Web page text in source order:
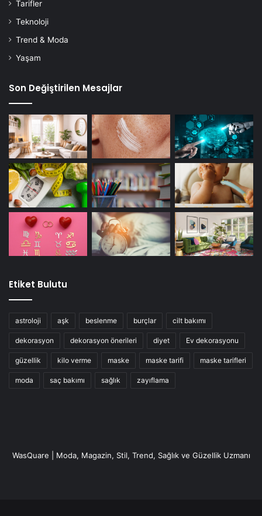
Tarifler
Teknoloji
Trend & Moda
Yaşam
Son Değiştirilen Mesajlar
Etiket Bulutu
astroloji aşk beslenme burçlar cilt bakımı
dekorasyon dekorasyon önerileri diyet Ev dekorasyonu
güzellik kilo verme maske maske tarifi maske tarifleri
moda saç bakımı sağlık zayıflama
WasQuare | Moda, Magazin, Stil, Trend, Sağlık ve Güzellik Uzmanı